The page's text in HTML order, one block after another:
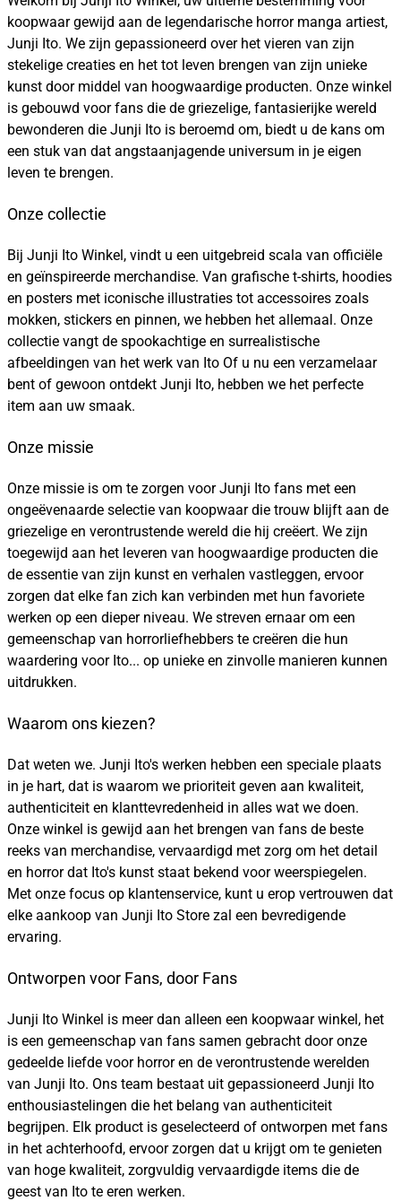
koopwaar gewijd aan de legendarische horror manga artiest,
Junji Ito. We zijn gepassioneerd over het vieren van zijn
stekelige creaties en het tot leven brengen van zijn unieke
kunst door middel van hoogwaardige producten. Onze winkel
is gebouwd voor fans die de griezelige, fantasierijke wereld
bewonderen die Junji Ito is beroemd om, biedt u de kans om
een stuk van dat angstaanjagende universum in je eigen
leven te brengen.
Onze collectie
Bij Junji Ito Winkel, vindt u een uitgebreid scala van officiële
en geïnspireerde merchandise. Van grafische t-shirts, hoodies
en posters met iconische illustraties tot accessoires zoals
mokken, stickers en pinnen, we hebben het allemaal. Onze
collectie vangt de spookachtige en surrealistische
afbeeldingen van het werk van Ito Of u nu een verzamelaar
bent of gewoon ontdekt Junji Ito, hebben we het perfecte
item aan uw smaak.
Onze missie
Onze missie is om te zorgen voor Junji Ito fans met een
ongeëvenaarde selectie van koopwaar die trouw blijft aan de
griezelige en verontrustende wereld die hij creëert. We zijn
toegewijd aan het leveren van hoogwaardige producten die
de essentie van zijn kunst en verhalen vastleggen, ervoor
zorgen dat elke fan zich kan verbinden met hun favoriete
werken op een dieper niveau. We streven ernaar om een
gemeenschap van horrorliefhebbers te creëren die hun
waardering voor Ito... op unieke en zinvolle manieren kunnen
uitdrukken.
Waarom ons kiezen?
Dat weten we. Junji Ito's werken hebben een speciale plaats
in je hart, dat is waarom we prioriteit geven aan kwaliteit,
authenticiteit en klanttevredenheid in alles wat we doen.
Onze winkel is gewijd aan het brengen van fans de beste
reeks van merchandise, vervaardigd met zorg om het detail
en horror dat Ito's kunst staat bekend voor weerspiegelen.
Met onze focus op klantenservice, kunt u erop vertrouwen dat
elke aankoop van Junji Ito Store zal een bevredigende
ervaring.
Ontworpen voor Fans, door Fans
Junji Ito Winkel is meer dan alleen een koopwaar winkel, het
is een gemeenschap van fans samen gebracht door onze
gedeelde liefde voor horror en de verontrustende werelden
van Junji Ito. Ons team bestaat uit gepassioneerd Junji Ito
enthousiastelingen die het belang van authenticiteit
begrijpen. Elk product is geselecteerd of ontworpen met fans
in het achterhoofd, ervoor zorgen dat u krijgt om te genieten
van hoge kwaliteit, zorgvuldig vervaardigde items die de
geest van Ito te eren werken.